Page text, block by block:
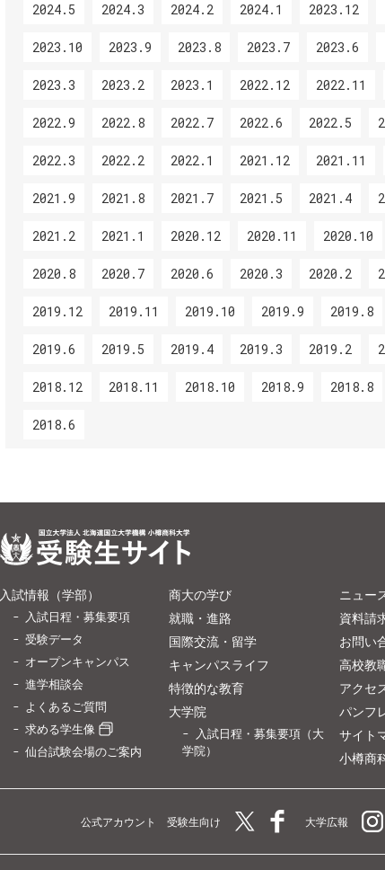
2024.5 2024.3 2024.2 2024.1 2023.12
2023.10 2023.9 2023.8 2023.7 2023.6
2023.3 2023.2 2023.1 2022.12 2022.11
2022.9 2022.8 2022.7 2022.6 2022.5
2022.3 2022.2 2022.1 2021.12 2021.11
2021.9 2021.8 2021.7 2021.5 2021.4
2021.2 2021.1 2020.12 2020.11 2020.10
2020.8 2020.7 2020.6 2020.3 2020.2
2019.12 2019.11 2019.10 2019.9 2019.8
2019.6 2019.5 2019.4 2019.3 2019.2
2018.12 2018.11 2018.10 2018.9 2018.8
2018.6
入試情報（学部）
入試日程・募集要項
受験データ
オープンキャンパス
進学相談会
よくあるご質問
求める学生像
仙台試験会場のご案内
商大の学び
就職・進路
国際交流・留学
キャンパスライフ
特徴的な教育
大学院
入試日程・募集要項（大
学院）
ニュー
資料請
お問い
高校教
アクセ
パンフ
サイト
小樽商
公式アカウント 受験生向け 大学広報